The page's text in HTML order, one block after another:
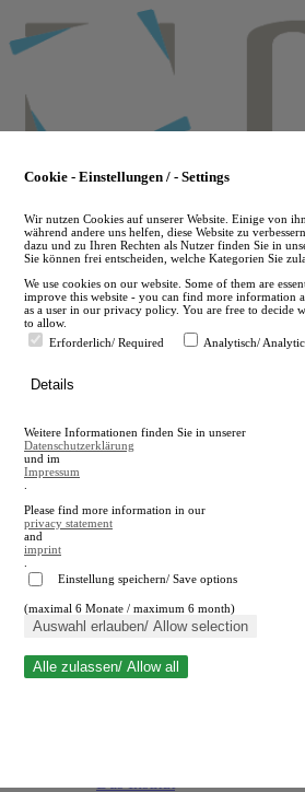
to
main
en
A
A
Suche schließen
Cookie - Einstellungen / - Settings
Wir nutzen Cookies auf unserer Website. Einige von
während andere uns helfen, diese Website zu
dazu und zu Ihren Rechten als Nutzer finden Sie in
Sie können frei entscheiden, welche Kategorien Sie
We use cookies on our website. Some of them are
improve this website - you can find more information
as a user in our privacy policy. You are free to decide
to allow.
Erforderlich/ Required
Analytisch/
Details
Weitere Informationen finden Sie in unserer
Datenschutzerklärung
und im
Impressum
Please find more information in our
privacy statement
and
imprint
Einstellung speichern/ Save options
(maximal 6 Monate / maximum 6 month)
Auswahl erlauben/ Allow selection
Alle zulassen/ Allow all